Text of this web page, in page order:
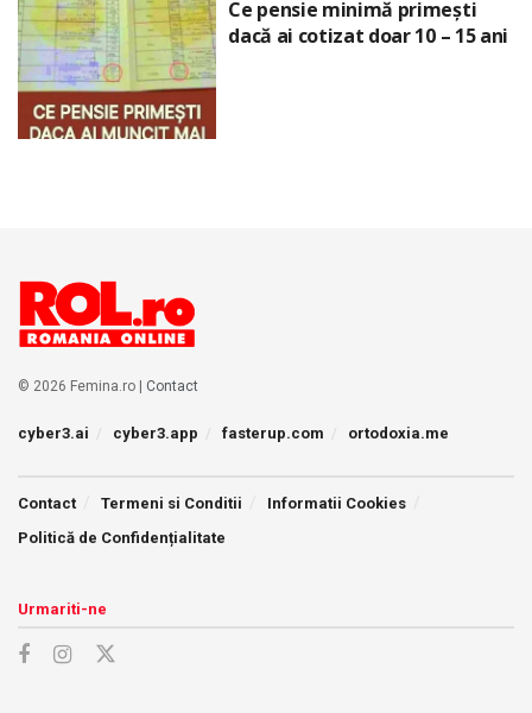
Ce pensie minimă primești
dacă ai cotizat doar 10 – 15 ani
© 2026 Femina.ro | Contact
cyber3.ai cyber3.app fasterup.com ortodoxia.me
Contact Termeni si Conditii
Informatii Cookies
Politică de Confidențialitate
Urmariti-ne